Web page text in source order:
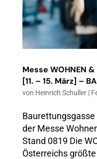
Messe WOHNEN &
[11. – 15. März] –
von Heinrich Schuller|
Baurettungsgasse
der Messe
Stand 0819 Die
Österreichs